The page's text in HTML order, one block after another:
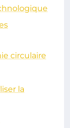
circulaire
la